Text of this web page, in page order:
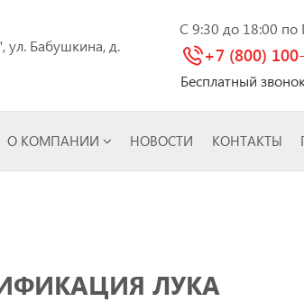
ул. Бабушкина, д.
C 9:30 до 18:00 по
+7 (800)
Бесплатный
О КОМПАНИИ НОВОСТИ КОНТАКТЫ
ЛУКА